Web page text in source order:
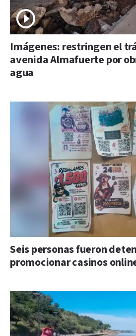
Imágenes: restringen el
avenida Almafuerte por
agua
Seis personas fueron
promocionar casinos